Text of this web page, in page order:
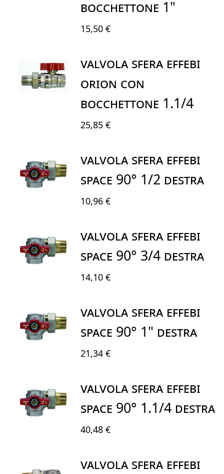
BOCCHETTONE 1"
15,50 €
VALVOLA SFERA EFFEBI
ORION CON
BOCCHETTONE 1.1/4
25,85 €
VALVOLA SFERA EFFEBI
SPACE 90° 1/2 DESTRA
10,96 €
VALVOLA SFERA EFFEBI
SPACE 90° 3/4 DESTRA
14,10 €
VALVOLA SFERA EFFEBI
SPACE 90° 1" DESTRA
21,34 €
VALVOLA SFERA EFFEBI
SPACE 90° 1.1/4 DESTRA
40,48 €
VALVOLA SFERA EFFEBI